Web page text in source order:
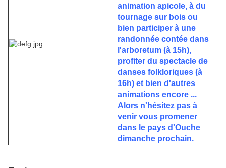
animation apicole, à du
tournage sur bois ou
bien participer à une
randonnée contée dans
l'arboretum (à 15h),
profiter du spectacle de
danses folkloriques (à
16h) et bien d'autres
animations encore ...
Alors n'hésitez pas à
venir vous promener
dans le pays d'Ouche
dimanche prochain.